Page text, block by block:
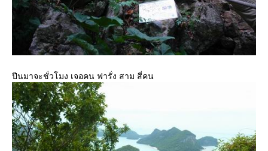
ปีนมาจะชั่วโมง เจอคน ฟารั่ง สาม สี่คน